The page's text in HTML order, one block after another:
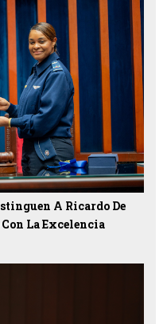
A Ricardo De
La Excelencia